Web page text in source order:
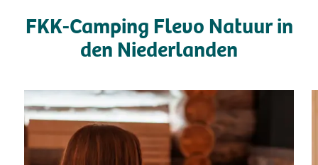
FKK-Camping Flevo Natuur in
den Niederlanden